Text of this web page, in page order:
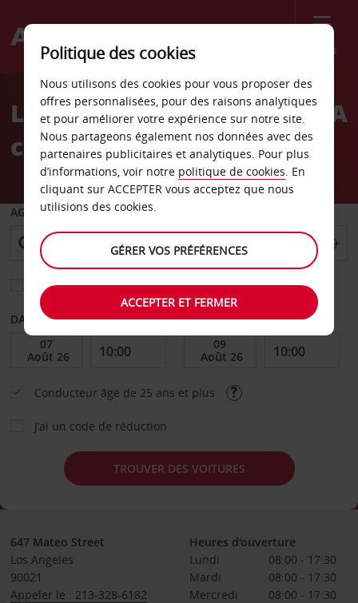
Menu
Welcome
AvisLocation de voiture Avis LA
centre-ville Alameda
AGENCE DE DÉPART
Sélectionnez une autre agence de retour
DATE DE DÉBUT DATE DE FIN
Conducteur âgé de 25 ans et plus
J’ai un code de réduction
TROUVER DES VOITURES
647 Mateo Street
Los Angeles
90021
Appeler le : 213-328-6182
Heures d'ouverture
Lundi
08:00 - 17:30
Mardi
08:00 - 17:30
Mercredi
08:00 - 17:30
Politique des cookies
Nous utilisons des cookies pour vous proposer des
offres personnalisées, pour des raisons analytiques
et pour améliorer votre expérience sur notre site.
Nous partageons également nos données avec des
partenaires publicitaires et analytiques. Pour plus
d’informations, voir notre politique de cookies. En
cliquant sur ACCEPTER vous acceptez que nous
utilisions des cookies.
GÉRER VOS PRÉFÉRENCES
ACCEPTER ET FERMER